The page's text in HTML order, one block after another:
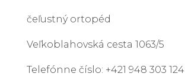
čeľustný ortopéd
Veľkoblahovská cesta 1063/5
Telefónne číslo: +421 948 303 124